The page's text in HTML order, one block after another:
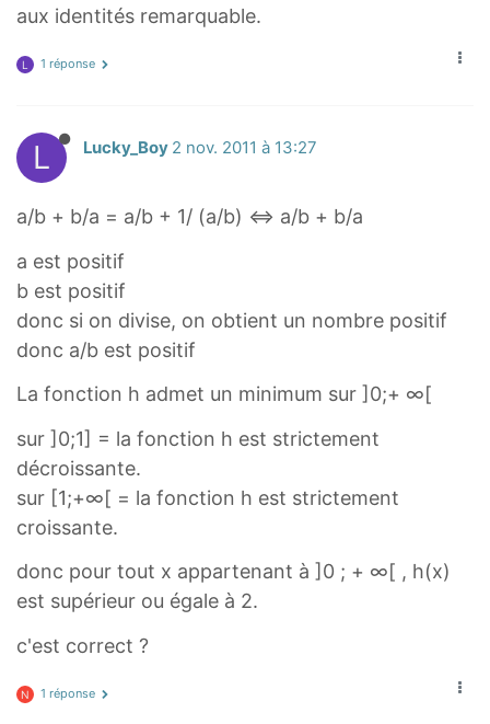
aux identités remarquable.
L 1 réponse
L Lucky_Boy 2 nov. 2011 à 13:27
a/b + b/a = a/b + 1/ (a/b) <=> a/b + b/a
a est positif
b est positif
donc si on divise, on obtient un nombre positif
donc a/b est positif
La fonction h admet un minimum sur ]0;+ ∞[
sur ]0;1] = la fonction h est strictement
décroissante.
sur [1;+∞[ = la fonction h est strictement
croissante.
donc pour tout x appartenant à ]0 ; + ∞[ , h(x)
est supérieur ou égale à 2.
c'est correct ?
N 1 réponse